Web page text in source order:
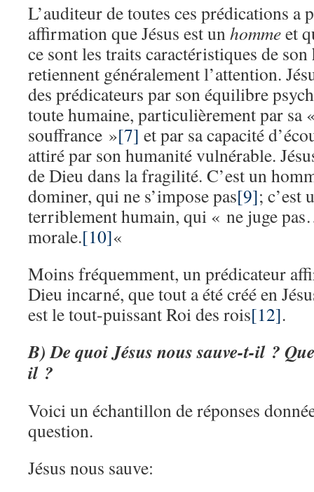
L’auditeur de toutes ces prédications a
affirmation que Jésus est unhommeet
ce sont les traits caractéristiques de
retiennent généralement l’attention.
des prédicateurs par son équilibre
toute humaine, particulièrement par sa
souffrance »[7] et par sa capacité
attiré par son humanité vulnérable.
de Dieu dans la fragilité. C’est un
dominer, qui ne s’impose pas[9]; c’est
terriblement humain, qui « ne juge
morale.[10]«
Moins fréquemment, un prédicateur
Dieu incarné, que tout a été créé en
est le tout-puissant Roi des rois[12].
B) De quoi Jésus nous sauve-t-il ?
il ?
Voici un échantillon de réponses
question.
Jésus nous sauve: